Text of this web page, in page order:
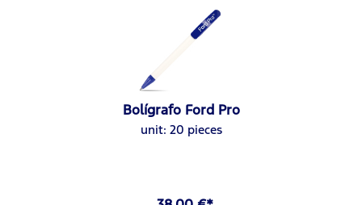
Bolígrafo Ford Pro
unit: 20 pieces